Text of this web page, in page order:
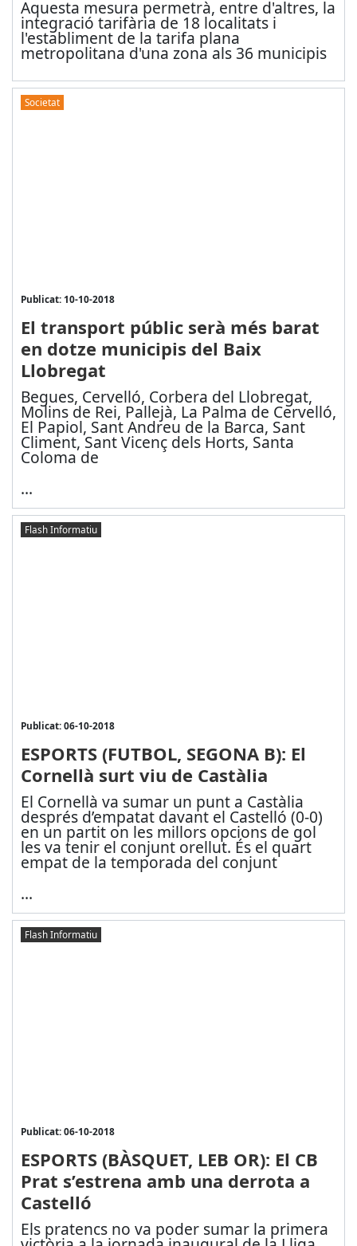
Aquesta mesura permetrà, entre d'altres, la
integració tarifària de 18 localitats i
l'establiment de la tarifa plana
metropolitana d'una zona als 36 municipis
Societat
Publicat: 10-10-2018
El transport públic serà més barat
en dotze municipis del Baix
Llobregat
Begues, Cervelló, Corbera del Llobregat,
Molins de Rei, Pallejà, La Palma de Cervelló,
El Papiol, Sant Andreu de la Barca, Sant
Climent, Sant Vicenç dels Horts, Santa
Coloma de
...
Flash Informatiu
Publicat: 06-10-2018
ESPORTS (FUTBOL, SEGONA B): El
Cornellà surt viu de Castàlia
El Cornellà va sumar un punt a Castàlia
després d’empatat davant el Castelló (0-0)
en un partit on les millors opcions de gol
les va tenir el conjunt orellut. És el quart
empat de la temporada del conjunt
...
Flash Informatiu
Publicat: 06-10-2018
ESPORTS (BÀSQUET, LEB OR): El CB
Prat s’estrena amb una derrota a
Castelló
Els pratencs no va poder sumar la primera